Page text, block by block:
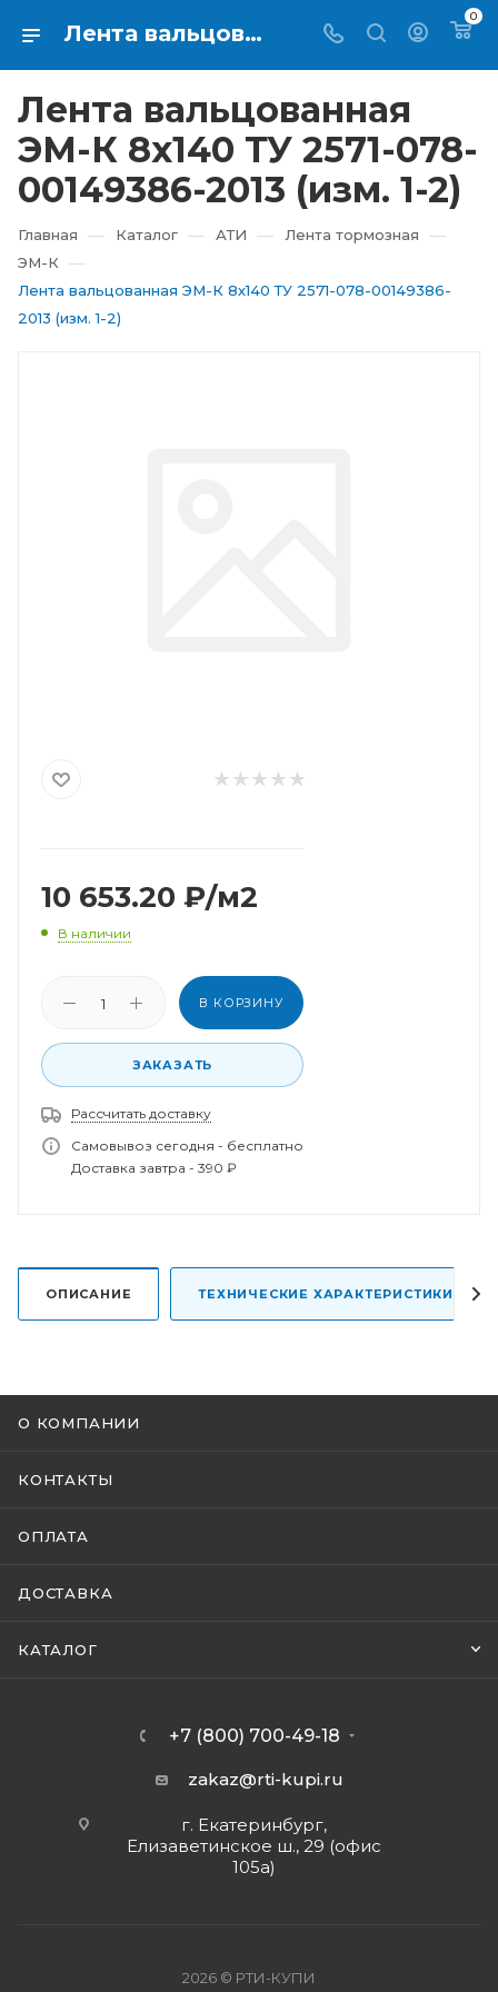
Лента вальцованная ЭМ-К 8х140 ТУ 2571-078-00149386-2013 изм. 1-2 купить в Екатеринбурге ⇨ RTI-KUPI
0
Лента вальцованная
ЭМ-К 8х140 ТУ 2571-078-
00149386-2013 (изм. 1-2)
Главная — Каталог — АТИ — Лента тормозная —
ЭМ-К —
Лента вальцованная ЭМ-К 8х140 ТУ 2571-078-00149386-
2013 (изм. 1-2)
10 653.20 ₽/м2
В наличии
В КОРЗИНУ
ЗАКАЗАТЬ
Рассчитать доставку
Самовывоз сегодня - бесплатно
Доставка завтра - 390 ₽
ОПИСАНИЕ ТЕХНИЧЕСКИЕ ХАРАКТЕРИСТИКИ
О КОМПАНИИ
КОНТАКТЫ
ОПЛАТА
ДОСТАВКА
КАТАЛОГ
+7 (800) 700-49-18
zakaz@rti-kupi.ru
г. Екатеринбург,
Елизаветинское ш., 29 (офис
105а)
2026 © РТИ-КУПИ
Спасибо за заказ!
В ближайшее время наш менеджер свяжется с